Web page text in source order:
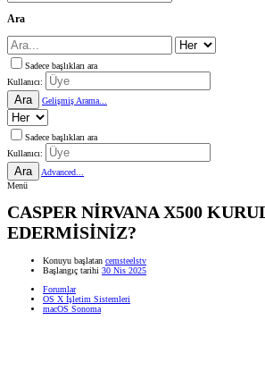
Ara
Sadece başlıkları ara
Kullanıcı:
Ara Gelişmiş Arama...
Sadece başlıkları ara
Kullanıcı:
Ara
Advanced...
Menü
CASPER NİRVANA X500
EDERMİSİNİZ?
Konuyu başlatan cemsteelstv
Başlangıç tarihi 30 Nis 2025
Forumlar
OS X İşletim Sistemleri
macOS Sonoma